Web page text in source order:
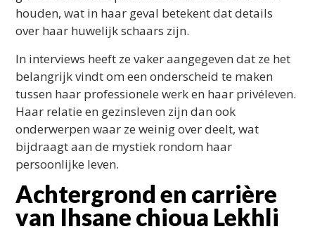
houden, wat in haar geval betekent dat details
over haar huwelijk schaars zijn.
In interviews heeft ze vaker aangegeven dat ze het
belangrijk vindt om een onderscheid te maken
tussen haar professionele werk en haar privéleven.
Haar relatie en gezinsleven zijn dan ook
onderwerpen waar ze weinig over deelt, wat
bijdraagt aan de mystiek rondom haar
persoonlijke leven.
Achtergrond en carrière
van Ihsane chioua Lekhli